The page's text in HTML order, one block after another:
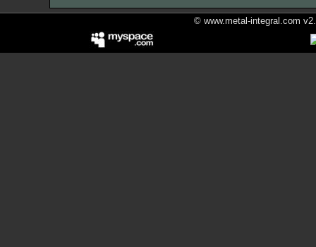
© www.metal-integral.com